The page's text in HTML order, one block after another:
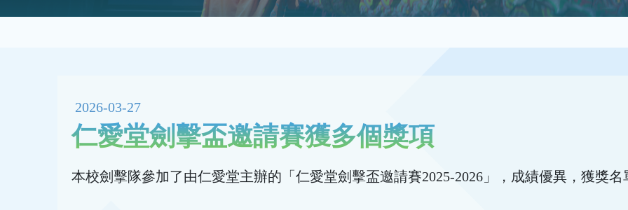
2026-03-27
仁愛堂劍擊盃邀請賽獲多個獎項
本校劍擊隊參加了由仁愛堂主辦的「仁愛堂劍擊盃邀請賽2025-2026」，成績優異，獲獎名